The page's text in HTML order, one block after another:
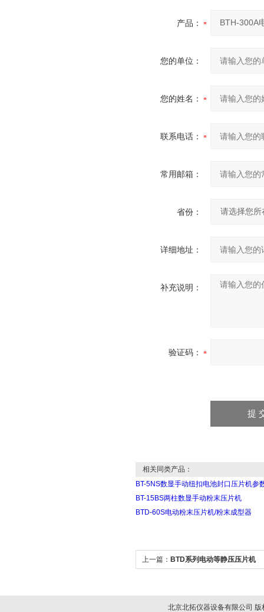
产品：
您的单位：
您的姓名：
联系电话：
常用邮箱：
省份：
详细地址：
补充说明：
验证码：
相关同类产品：
BT-5NS数显手动纽扣电池封口压片机参
BT-15BS两柱数显手动粉末压片机
BTD-60S电动粉末压片机/粉末成型器
上一篇： BTD系列电动等静压压片机
北京北拓仪器设备有限公司